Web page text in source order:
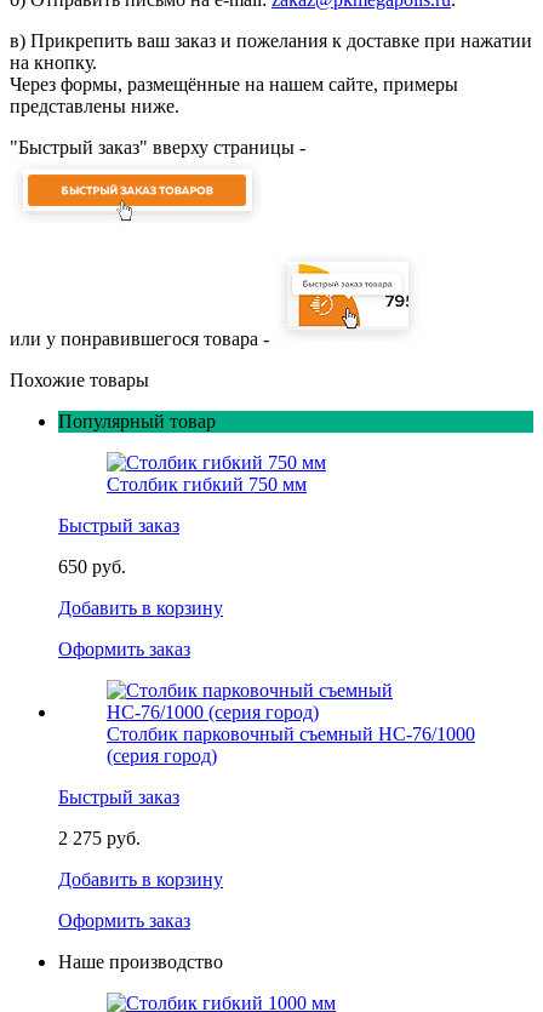
в) Прикрепить ваш заказ и пожелания к доставке при нажатии
на кнопку.
Через формы, размещённые на нашем сайте, примеры
представлены ниже.
"Быстрый заказ" вверху страницы -
или у понравившегося товара -
Похожие товары
Популярный товар
Столбик гибкий 750 мм
Быстрый заказ
650 руб.
Добавить в корзину
Оформить заказ
Столбик парковочный съемный НС-76/1000
(серия город)
Быстрый заказ
2 275 руб.
Добавить в корзину
Оформить заказ
Наше производство